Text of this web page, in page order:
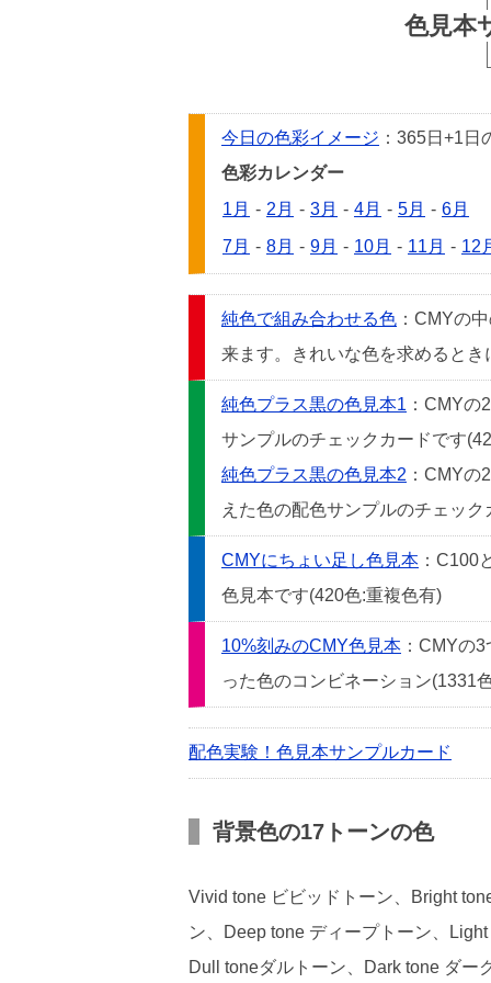
色見本
今日の色彩イメージ ：365日+1日
色彩カレンダー
1月 - 2月 - 3月 - 4月 - 5月 - 6月
7月 - 8月 - 9月 - 10月 - 11月 - 12
純色で組み合わせる色 ：CMYの
来ます。きれいな色を求めるとき
純色プラス黒の色見本1 ：CMY
サンプルのチェックカードです
純色プラス黒の色見本2 ：CMY
えた色の配色サンプルのチェッ
CMYにちょい足し色見本 ：C100
色見本です(420色:重複色有)
10%刻みのCMY色見本 ：CMYの
った色のコンビネーション(1331
配色実験！色見本サンプルカード
背景色の17トーンの色
Vivid tone ビビッドトーン、Bright
ン、Deep tone ディープトーン、
Dull toneダルトーン、Dark tone ダー